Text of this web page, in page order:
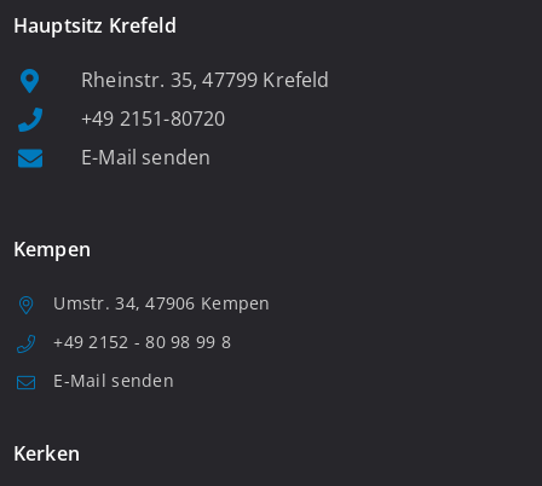
Hauptsitz Krefeld
Rheinstr. 35, 47799 Krefeld
+49 2151-80720
E-Mail senden
Kempen
Umstr. 34, 47906 Kempen
+49 2152 - 80 98 99 8
E-Mail senden
Kerken